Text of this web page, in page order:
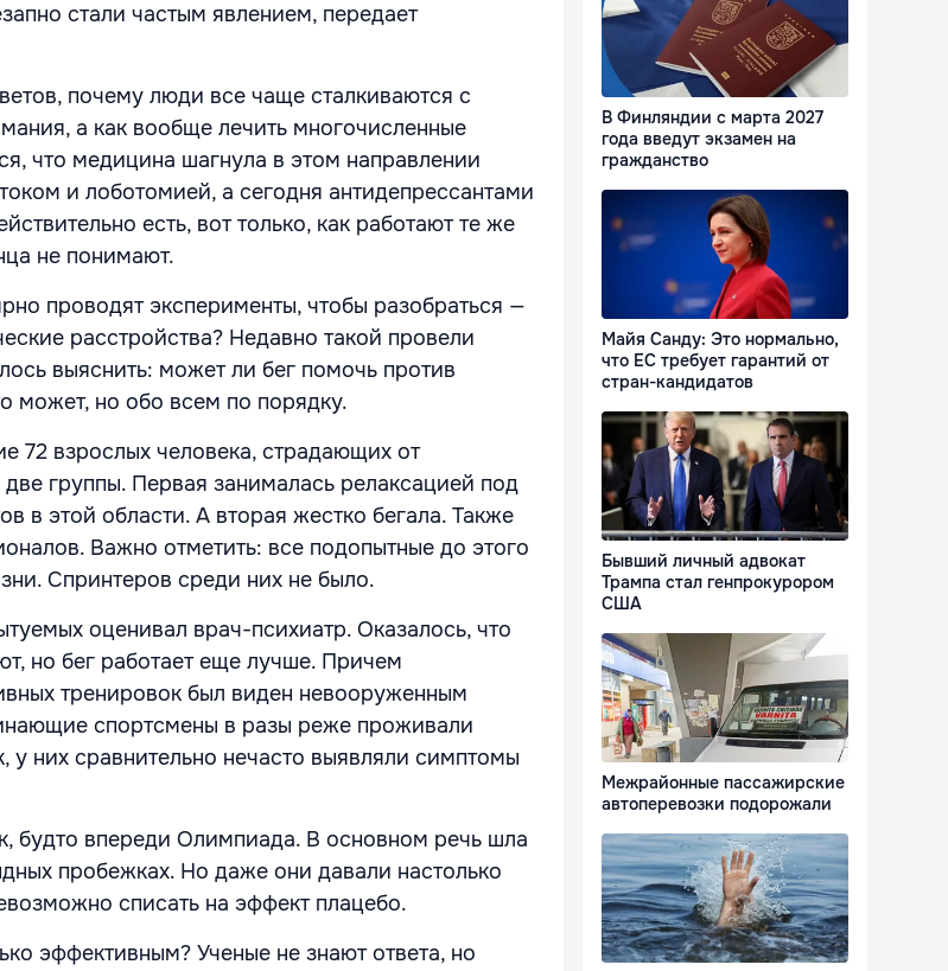
стали частым явлением, передает
почему люди все чаще сталкиваются с
а как вообще лечить многочисленные
что медицина шагнула в этом направлении
и лоботомией, а сегодня антидепрессантами
есть, вот только, как работают те же
не понимают.
проводят эксперименты, чтобы разобраться —
расстройства? Недавно такой провели
выяснить: может ли бег помочь против
может, но обо всем по порядку.
72 взрослых человека, страдающих от
группы. Первая занималась релаксацией под
в этой области. А вторая жестко бегала. Также
Важно отметить: все подопытные до этого
Спринтеров среди них не было.
оценивал врач-психиатр. Оказалось, что
но бег работает еще лучше. Причем
тренировок был виден невооруженным
спортсмены в разы реже проживали
у них сравнительно нечасто выявляли симптомы
будто впереди Олимпиада. В основном речь шла
пробежках. Но даже они давали настолько
списать на эффект плацебо.
эффективным? Ученые не знают ответа, но
В Финляндии с марта 2027
года введут экзамен на
гражданство
Майя Санду: Это нормально,
что ЕС требует гарантий от
стран-кандидатов
Бывший личный адвокат
Трампа стал генпрокурором
США
Межрайонные пассажирские
автоперевозки подорожали